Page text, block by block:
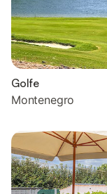
Golfe
Montenegro